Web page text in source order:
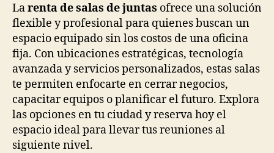
Larenta de salas de juntas ofrece una solución
flexible y profesional para quienes buscan un
espacio equipado sin los costos de una oficina
fija. Con ubicaciones estratégicas, tecnología
avanzada y servicios personalizados, estas salas
te permiten enfocarte en cerrar negocios,
capacitar equipos o planificar el futuro. Explora
las opciones en tu ciudad y reserva hoy el
espacio ideal para llevar tus reuniones al
siguiente nivel.